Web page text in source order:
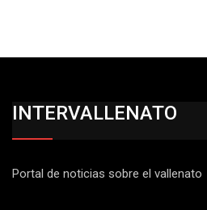
INTERVALLENATO
Portal de noticias sobre el vallenato